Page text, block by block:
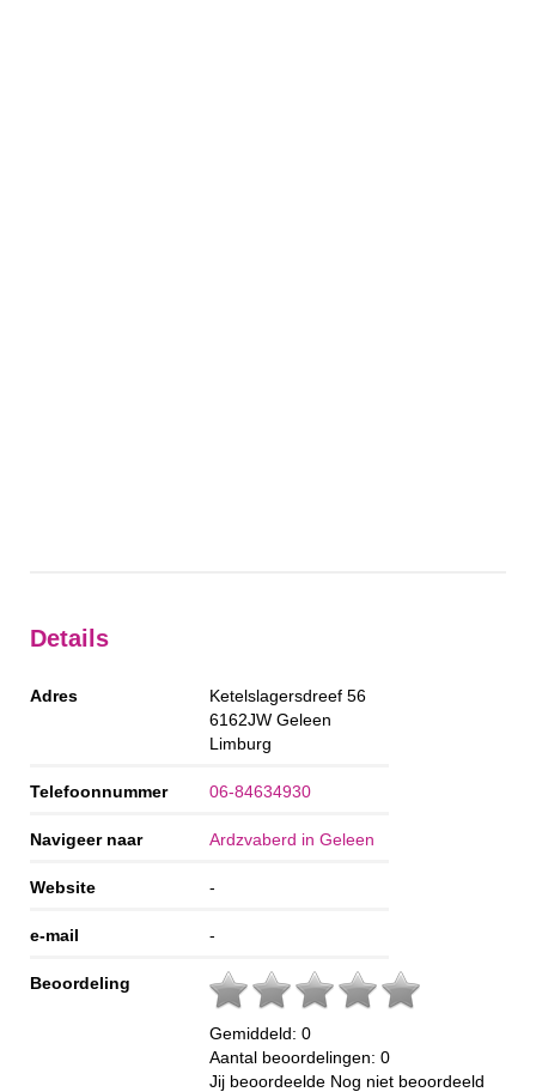
Details
Adres
Ketelslagersdreef 56
6162JW Geleen
Limburg
Telefoonnummer 06-84634930
Navigeer naar Ardzvaberd in Geleen
Website -
e-mail -
Beoordeling
Gemiddeld: 0
Aantal beoordelingen: 0
Jij beoordeelde Nog niet beoordeeld